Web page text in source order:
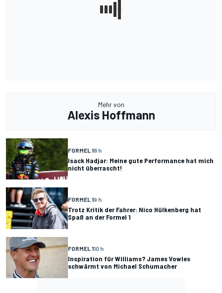
Mehr von
Alexis Hoffmann
FORMEL 18 h
Isack Hadjar: Meine gute Performance hat mich
nicht überrascht!
FORMEL 19 h
Trotz Kritik der Fahrer: Nico Hülkenberg hat
Spaß an der Formel 1
FORMEL 110 h
Inspiration für Williams? James Vowles
schwärmt von Michael Schumacher